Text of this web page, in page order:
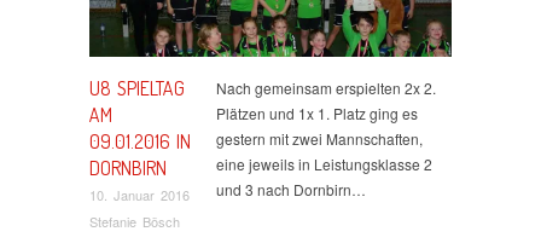
U8 SPIELTAG
AM
09.01.2016 IN
DORNBIRN
10. Januar 2016
Stefanie Bösch
Nach gemeinsam erspielten 2x 2.
Plätzen und 1x 1. Platz ging es
gestern mit zwei Mannschaften,
eine jeweils in Leistungsklasse 2
und 3 nach Dornbirn…